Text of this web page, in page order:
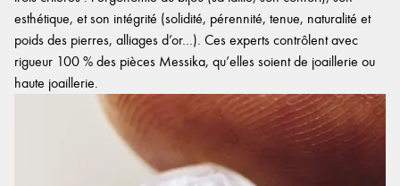
esthétique, et son intégrité (solidité, pérennité, tenue, naturalité et
poids des pierres, alliages d’or…). Ces experts contrôlent avec
rigueur 100 % des pièces Messika, qu’elles soient de joaillerie ou
haute joaillerie.